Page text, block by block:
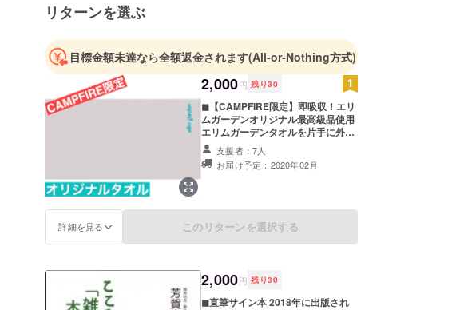
２０１４年より、都内で３本の指に入るパーソナルトレーニ
降、麻布十番、銀座などのトレーニング激戦区にて、経営
者、士業、エグゼクティブ、トップビジネスパーソンなどを
指導してきた。
１９８３年大阪市に生まれる。大学卒業後は総合食品商社に
就職。ルート営業が当たり前で、新規得意先獲得がむずかし
い業界にいながら、月間新規得意先獲得数NO.１を記録。勤
務とスポーツを両立させ、ラグビークラブ大会、日本一を達
成。
後、筋肉を残しキレイにダイエットをするためボディビルに
転向。１１５ｋｇから７６ｋｇまで９ヶ月ー３９ｋｇ、体脂
が『変わるきっかけ』を与えてくれたメソッドを広めるため
上京。 現在に至る。
リターンを選ぶ
目標金額未達なら全額返金されます(All-or-Nothing方式)
2,000円 残り30
◼︎【CAMPFIRE限定】即吸収！エリ
ムガーデンオリジナル最高級品使用
エリムガーデンタオルを片手に外へ
出ましょう！ 「elim garden」と刺
繍が施されたオリジナルタオルで
す。 トレーニング中の汗を拭うのに
ムです。:送料込み サイズ：横８０
㎝×縦３６㎝ カラー：白×水色
支援者：7人
お届け予定：2020年02月
詳細を見る このリターンを選択する
2,000円 残り30
◼︎直筆サイン本 2018年に出版され